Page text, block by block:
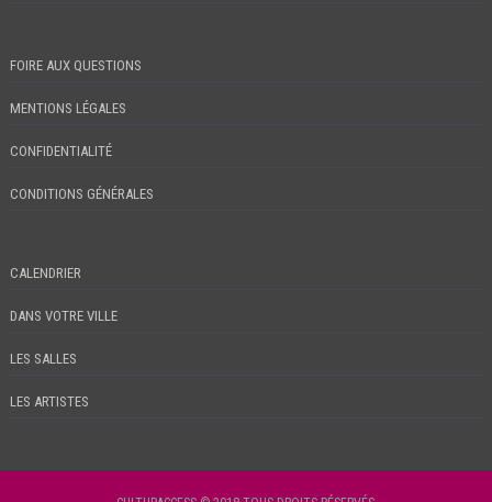
FOIRE AUX QUESTIONS
MENTIONS LÉGALES
CONFIDENTIALITÉ
CONDITIONS GÉNÉRALES
CALENDRIER
DANS VOTRE VILLE
LES SALLES
LES ARTISTES